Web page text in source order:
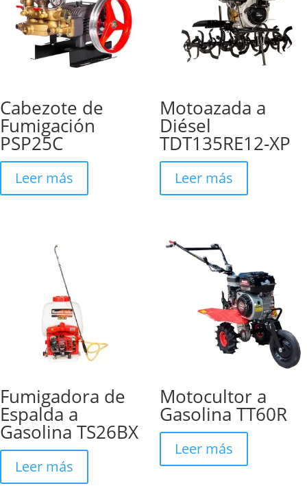
Cabezote de
Fumigación
PSP25C
Leer más
Motoazada a
Diésel
TDT135RE12-XP
Leer más
Fumigadora de
Espalda a
Gasolina TS26BX
Leer más
Motocultor a
Gasolina TT60R
Leer más